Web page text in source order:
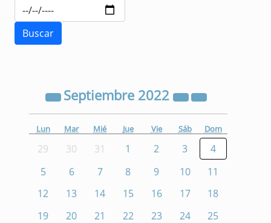
Septiembre 2022
Lun Mar Mié Jue Vie Sáb Dom
29 30 31 1 2 3
4
5
6 7 8 9 10
11
12
13 14 15 16 17
18
19
20 21 22 23 24
25